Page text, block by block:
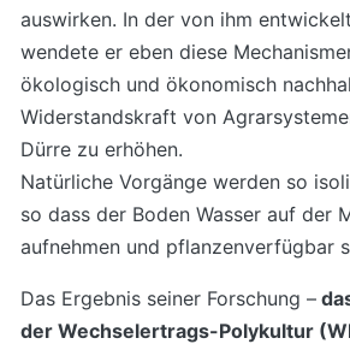
auswirken. In der von ihm
wendete er eben diese
ökologisch und ökonomisch
Widerstandskraft von
Dürre zu erhöhen.
Natürliche Vorgänge werden so
so dass der Boden Wasser auf der
aufnehmen und pflanzenverfügbar
Das Ergebnis seiner Forschung –
der Wechselertrags-Polykultur